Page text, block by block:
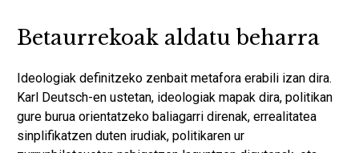
Betaurrekoak aldatu beharra
Ideologiak definitzeko zenbait metafora erabili izan dira.
Karl Deutsch-en ustetan, ideologiak mapak dira, politikan
gure burua orientatzeko baliagarri direnak, errealitatea
sinplifikatzen duten irudiak, politikaren ur